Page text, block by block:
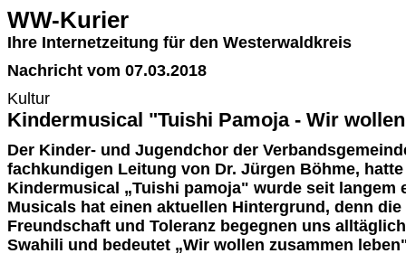
WW-Kurier
Ihre Internetzeitung für den Westerwaldkreis
Nachricht vom 07.03.2018
Kultur
Kindermusical "Tuishi Pamoja - Wir
Der Kinder- und Jugendchor der
fachkundigen Leitung von Dr. Jürgen Böhme,
Kindermusical „Tuishi pamoja" wurde seit langem
Musicals hat einen aktuellen Hintergrund, denn
Freundschaft und Toleranz begegnen uns
Swahili und bedeutet „Wir wollen zusammen